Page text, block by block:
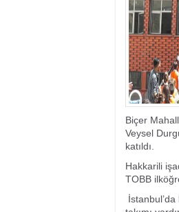
Biçer
Veysel
katıldı.
Hakkarili
TOBB